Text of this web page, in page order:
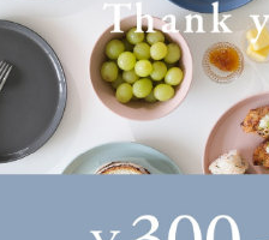
ているのに、
」を
右する、